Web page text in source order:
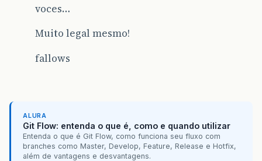
voces…
Muito legal mesmo!
fallows
ALURA
Git Flow: entenda o que é, como e quando utilizar
Entenda o que é Git Flow, como funciona seu fluxo com
branches como Master, Develop, Feature, Release e Hotfix,
além de vantagens e desvantagens.